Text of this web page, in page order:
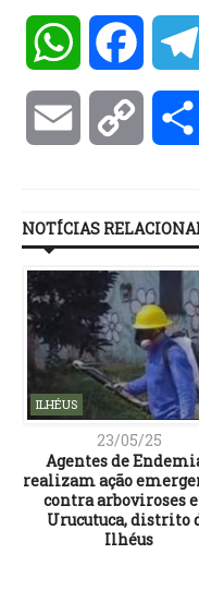
WhatsApp
Email Copy
NOTÍCIAS
ILHÉUS
23/05/25
Agentes de
realizam ação
contra arboviroses
Urucutuca, distrito
Ilhéus